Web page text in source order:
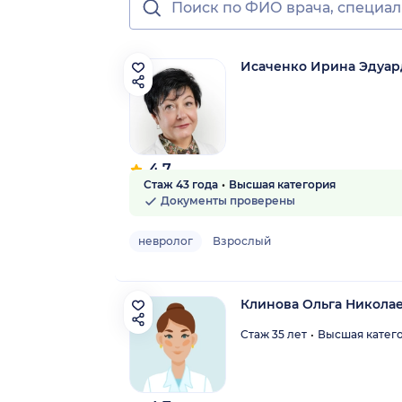
4.7
14 отзывов
Исаченко Ирина
Стаж 43 года
Высшая категория
Документы проверены
невролог Взрослый
Клинова Ольга
Стаж 35 лет Высшая